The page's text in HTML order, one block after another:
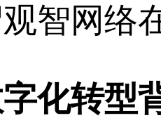
智网络
化转型